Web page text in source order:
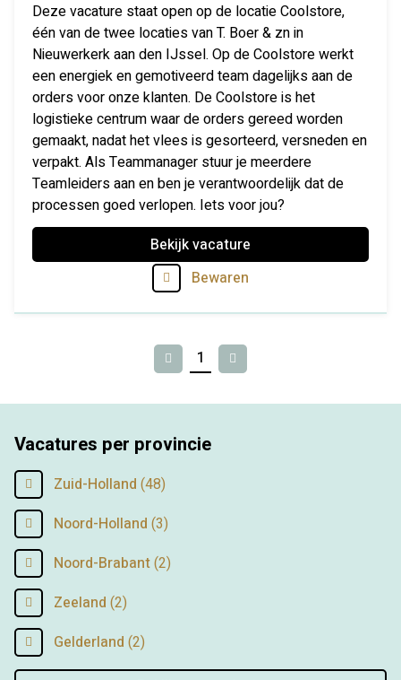
Deze vacature staat open op de locatie Coolstore,
één van de twee locaties van T. Boer & zn in
Nieuwerkerk aan den IJssel. Op de Coolstore werkt
een energiek en gemotiveerd team dagelijks aan de
orders voor onze klanten. De Coolstore is het
logistieke centrum waar de orders gereed worden
gemaakt, nadat het vlees is gesorteerd, versneden en
verpakt. Als Teammanager stuur je meerdere
Teamleiders aan en ben je verantwoordelijk dat de
processen goed verlopen. Iets voor jou?
Bekijk vacature
Bewaren
Vorige
1
Vacatures per provincie
Zuid-Holland (48)
Noord-Holland (3)
Noord-Brabant(2)
Zeeland (2)
Gelderland (2)